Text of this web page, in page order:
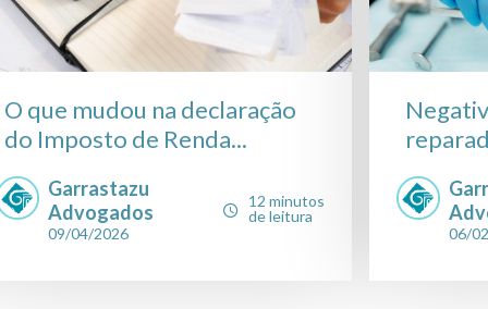
O que mudou na declaração
do Imposto de Renda...
Garrastazu
Advogados
09/04/2026
12 minutos
de leitura
06/